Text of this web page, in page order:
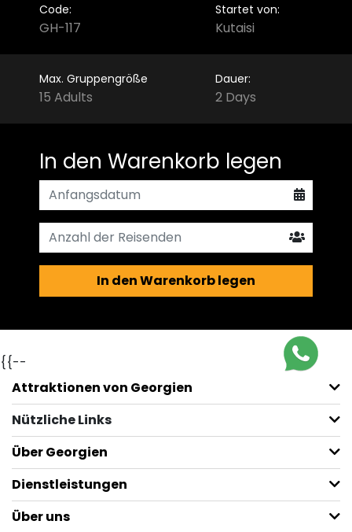
Code:
GH-117
Startet von:
Kutaisi
Max. Gruppengröße
15 Adults
Dauer:
2 Days
In den Warenkorb legen
In den Warenkorb legen
{{--
Attraktionen von Georgien
Nützliche Links
Über Georgien
Dienstleistungen
Über uns